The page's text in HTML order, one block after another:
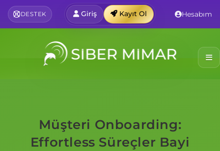
DESTEK Giriş Kayıt Ol Hesabım
Müşteri Onboarding:
Effortless Süreçler Bayi